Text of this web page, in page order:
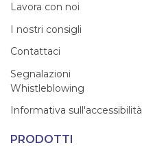
Lavora con noi
I nostri consigli
Contattaci
Segnalazioni
Whistleblowing
Informativa sull'accessibilità
PRODOTTI